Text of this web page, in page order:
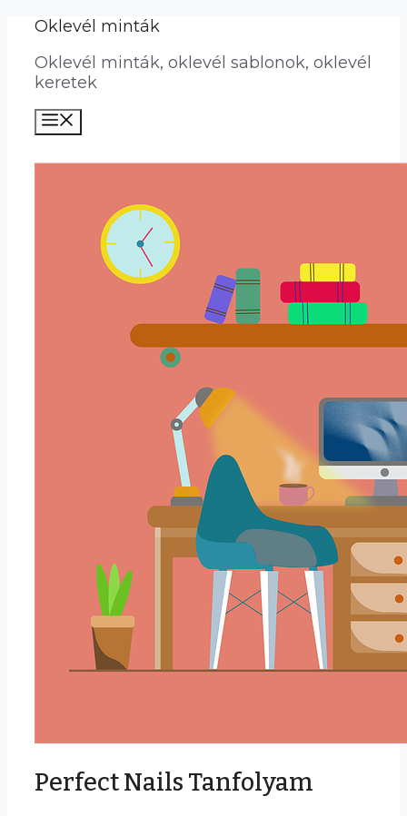
Kilépés
tartalomba
Oklevél minták
Oklevél minták, oklevél sablonok, oklevél
keretek
Perfect Nails Tanfolyam